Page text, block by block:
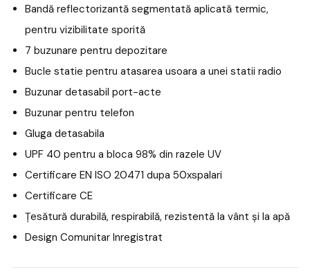
Bandă reflectorizantă segmentată aplicată termic,
pentru vizibilitate sporită
7 buzunare pentru depozitare
Bucle statie pentru atasarea usoara a unei statii radio
Buzunar detasabil port-acte
Buzunar pentru telefon
Gluga detasabila
UPF 40 pentru a bloca 98% din razele UV
Certificare EN ISO 20471 dupa 50xspalari
Certificare CE
Țesătură durabilă, respirabilă, rezistentă la vânt și la apă
Design Comunitar Inregistrat